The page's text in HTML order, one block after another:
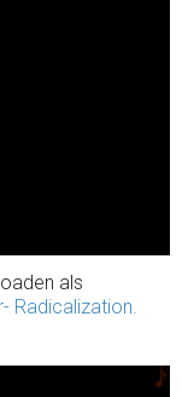
als
Radicalization.